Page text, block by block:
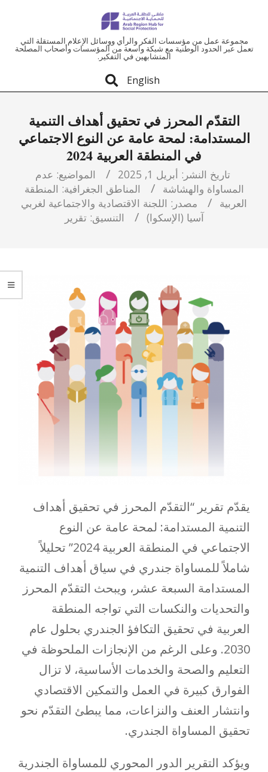
ملتقى
العربية
للحماية
الاجتماعية
مجموعة عمل من مؤسسات الفكر والرأي ووسائل الإعلام المستقلة التي
تعمل عبر الحدود الوطنية مع شبكة واسعة من المؤسسات وأصحاب المصلحة
المتشابهين في التفكير.
English
التقدّم المحرز في تحقيق أهداف التنمية
المستدامة: لمحة عامة عن النوع الاجتماعي
في المنطقة العربية 2024
تاريخ النشر: أبريل 1, 2025 المواضيع: عدم
المساواة والهشاشة
المناطق الجغرافية: المنطقة
العربية
مصدر: اللجنة الاقتصادية والاجتماعية لغربي
آسيا (الإسكوا)
التنسيق: تقرير
يقدّم تقرير “التقدّم المحرز في تحقيق أهداف
التنمية المستدامة: لمحة عامة عن النوع
الاجتماعي في المنطقة العربية 2024” تحليلاً
شاملاً للمساواة جندري في سياق أهداف التنمية
المستدامة السبعة عشر، ويبحث التقدّم المحرز
والتحديات والنكسات التي تواجه المنطقة
العربية في تحقيق التكافؤ الجندري بحلول عام
2030. وعلى الرغم من الإنجازات الملحوظة في
التعليم والصحة والخدمات الأساسية، لا تزال
الفوارق كبيرة في العمل والتمكين الاقتصادي
وانتشار العنف والنزاعات، مما يبطئ التقدّم نحو
تحقيق المساواة الجندري.
ويؤكد التقرير الدور المحوري للمساواة الجندرية